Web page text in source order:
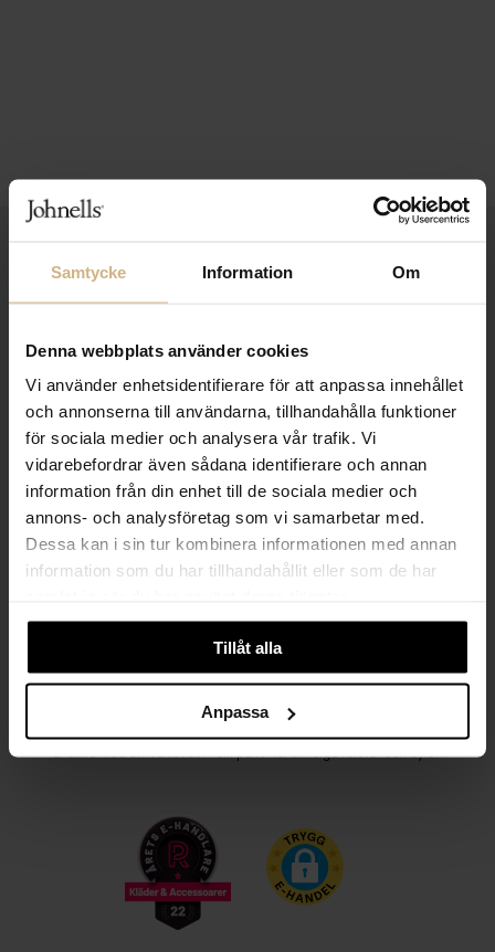
Samtycke Information Om
Denna webbplats använder cookies
Vi använder enhetsidentifierare för att anpassa innehållet
och annonserna till användarna, tillhandahålla funktioner
för sociala medier och analysera vår trafik. Vi
vidarebefordrar även sådana identifierare och annan
information från din enhet till de sociala medier och
annons- och analysföretag som vi samarbetar med.
Dessa kan i sin tur kombinera informationen med annan
information som du har tillhandahållit eller som de har
Tillåt alla
Anpassa
Håll dig uppdaterad
PRENUMERERA PÅ VÅRT NYHETSBREV
Kvinna Man
PRENUMERERA
HANDLA TRYGGT OCH SMIDIGT
Välj det betalsätt som passar dig med Klarna. Vi på Johnells erbjuder flera
bekväma fraktalternativ; utlämningsställe, hemleverans och paketskåp. Du
får alltid med en fraktsedel i ditt paket för smidiga returer och byten!